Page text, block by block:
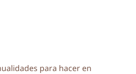
para hacer en